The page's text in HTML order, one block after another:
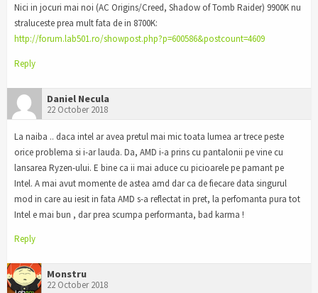
Nici in jocuri mai noi (AC Origins/Creed, Shadow of Tomb Raider) 9900K nu
straluceste prea mult fata de in 8700K:
http://forum.lab501.ro/showpost.php?p=600586&postcount=4609
Reply
Daniel Necula
22 October 2018
La naiba .. daca intel ar avea pretul mai mic toata lumea ar trece peste
orice problema si i-ar lauda. Da, AMD i-a prins cu pantalonii pe vine cu
lansarea Ryzen-ului. E bine ca ii mai aduce cu picioarele pe pamant pe
Intel. A mai avut momente de astea amd dar ca de fiecare data singurul
mod in care au iesit in fata AMD s-a reflectat in pret, la perfomanta pura tot
Intel e mai bun , dar prea scumpa performanta, bad karma !
Reply
Monstru
22 October 2018